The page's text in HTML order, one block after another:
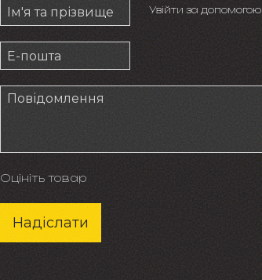
Увійти за допомогою
Оцініть товар
Надіслати